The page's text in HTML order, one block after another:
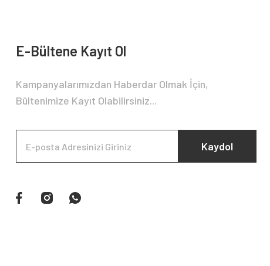
E-Bültene Kayıt Ol
Kampanyalarımızdan Haberdar Olmak İçin,
Bültenimize Kayıt Olabilirsiniz...
Kaydol